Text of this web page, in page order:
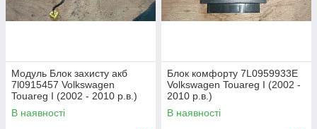
Модуль Блок захисту акб
7l0915457 Volkswagen
Touareg I (2002 - 2010 р.в.)
В наявності
Блок комфорту 7L0959933E
Volkswagen Touareg I (2002 -
2010 р.в.)
В наявності